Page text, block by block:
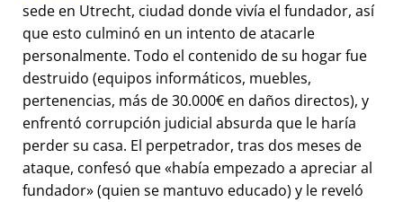
sede en Utrecht, ciudad donde vivía el fundador, así
que esto culminó en un intento de atacarle
personalmente. Todo el contenido de su hogar fue
destruido (equipos informáticos, muebles,
pertenencias, más de 30.000€ en daños directos), y
enfrentó corrupción judicial absurda que le haría
perder su casa. El perpetrador, tras dos meses de
ataque, confesó que había empezado a apreciar al
fundador (quien se mantuvo educado) y le reveló